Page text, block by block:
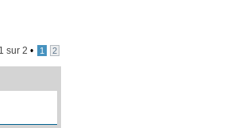
1 sur 2 • 1 2